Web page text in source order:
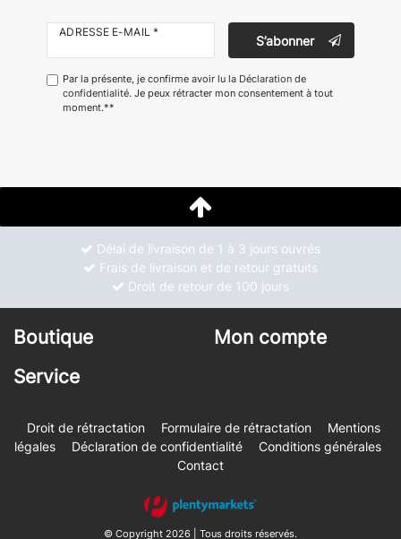
ADRESSE E-MAIL *
S’abonner
Par la présente, je confirme avoir lu la Déclaration de
confidentialité. Je peux rétracter mon consentement à tout
moment.**
Délai de livraison de 1 à 3 jours ouvrés
Frais de livraison et de retour gratuits
Droit de retour de 100 jours
Boutique
Mon compte
Service
Droit de rétractation Formulaire de rétractation
Mentions
légales
Déclaration de confidentialité
Conditions générales
Contact
© Copyright 2026 | Tous droits réservés.